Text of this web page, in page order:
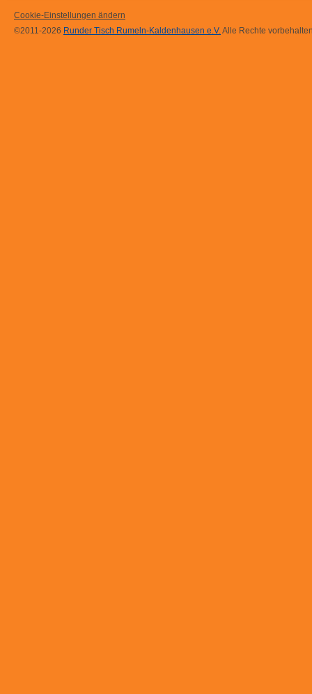
Cookie-Einstellungen ändern
©2011-2026 Runder Tisch Rumeln-Kaldenhausen e.V.Alle Rechte